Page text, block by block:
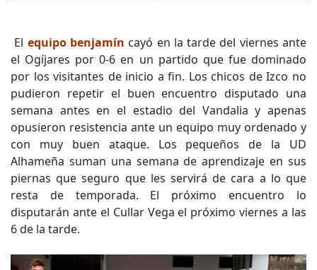
El equipo benjamín cayó en la tarde del viernes ante
el Ogíjares por 0-6 en un partido que fue dominado
por los visitantes de inicio a fin. Los chicos de Izco no
pudieron repetir el buen encuentro disputado una
semana antes en el estadio del Vandalia y apenas
opusieron resistencia ante un equipo muy ordenado y
con muy buen ataque. Los pequeños de la UD
Alhameña suman una semana de aprendizaje en sus
piernas que seguro que les servirá de cara a lo que
resta de temporada. El próximo encuentro lo
disputarán ante el Cullar Vega el próximo viernes a las
6 de la tarde.